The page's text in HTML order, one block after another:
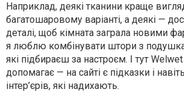
Наприклад, деякі тканини краще
багатошаровому варіанті, а деякі —
деталі, щоб кімната заграла новими
я люблю комбінувати штори з
які підбираєш за настроєм. І тут
допомагає — на сайті є підказки і
інтер’єрів, які надихають.